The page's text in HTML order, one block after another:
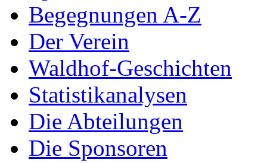
Begegnungen A-Z
Der Verein
Waldhof-Geschichten
Statistikanalysen
Die Abteilungen
Die Sponsoren